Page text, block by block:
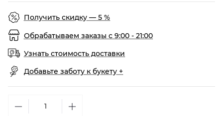
Получить скидку — 5 %
Обрабатываем заказы с 9:00 - 21:00
Узнать стоимость доставки
Добавьте заботу к букету +